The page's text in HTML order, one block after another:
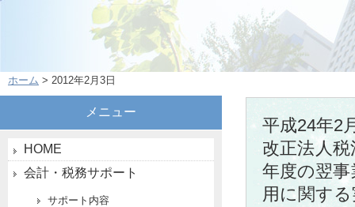
ホーム > 2012年2月3日
平成24年2
改正法人
年度の翌
用に関す
メニュー
HOME
会計・税務サポート
サポート内容